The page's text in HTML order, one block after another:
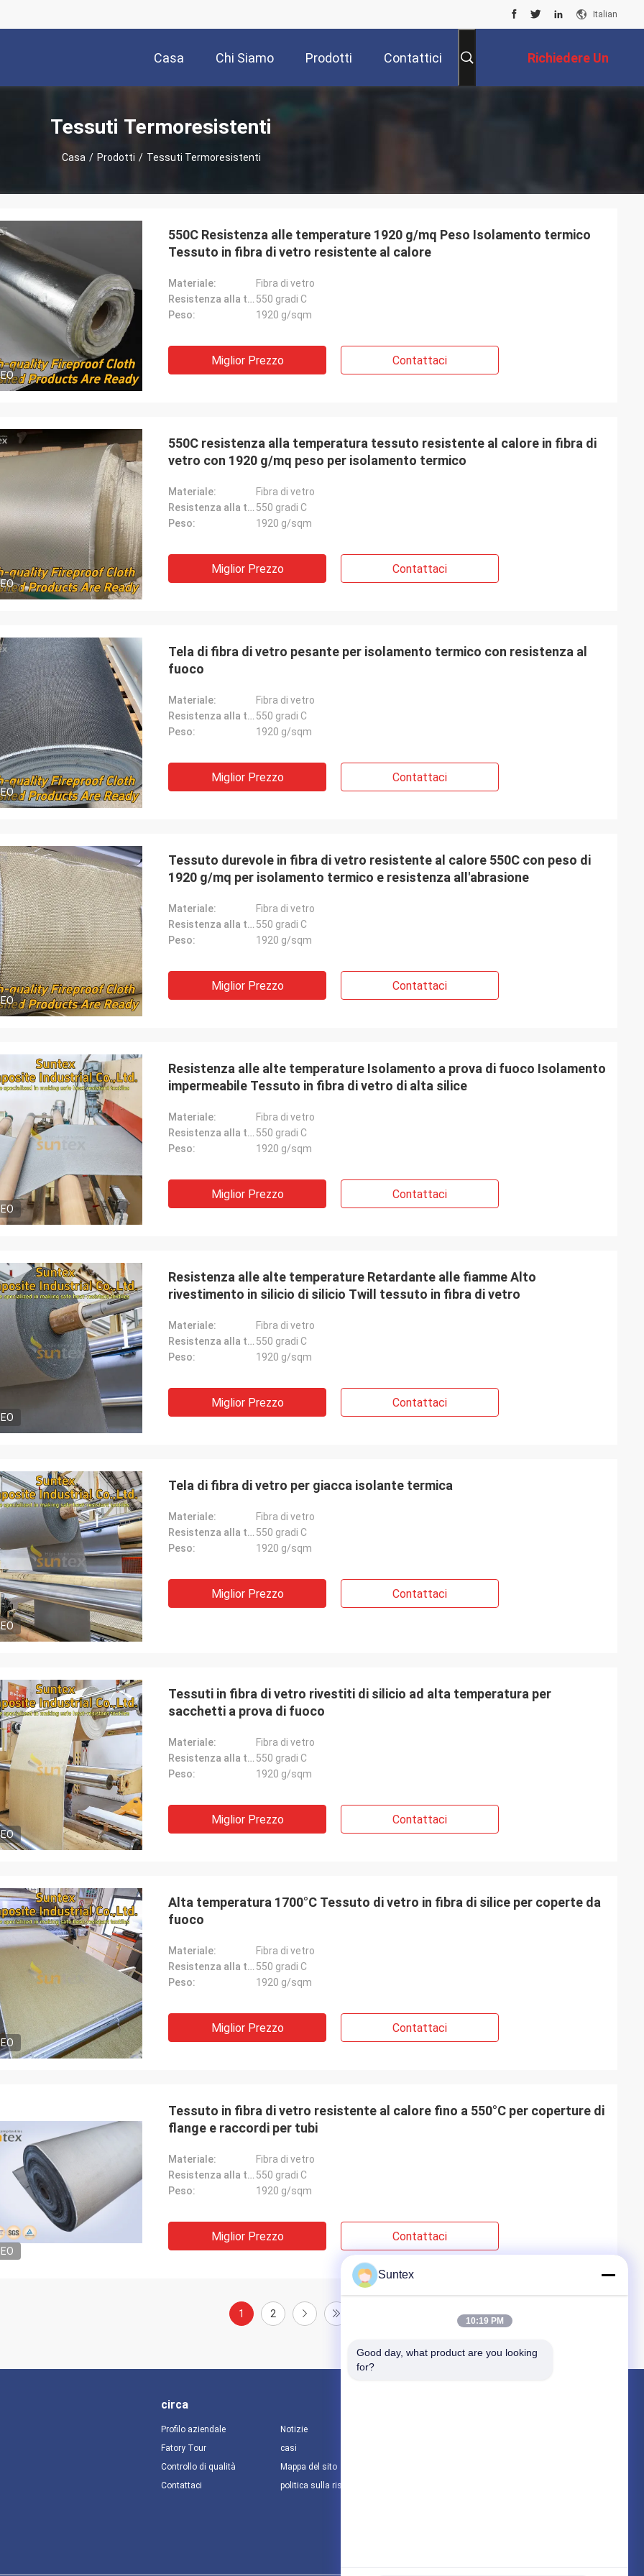
Italian
Casa Chi Siamo Prodotti Contattici Richiedere Un
Preventivo
Tessuti Termoresistenti
Casa / Prodotti / Tessuti Termoresistenti
oltre 10
Jacky Huang
Sono un partner della fiducia vero.
professionali in tessuti ad alta
temperatura, sempre contribuiscono per i
progetti differenti.
550C Resistenza alle temperature 1920 g/mq Peso Isolamento termico
Tessuto in fibra di vetro resistente al calore
Materiale:
Fibra di vetro
Resistenza alla temperatura: 550 gradi C
Peso:
1920 g/sqm
Miglior Prezzo Contattaci
550C resistenza alla temperatura tessuto resistente al calore in fibra di
vetro con 1920 g/mq peso per isolamento termico
Materiale:
Fibra di vetro
Resistenza alla temperatura: 550 gradi C
Peso:
1920 g/sqm
Miglior Prezzo Contattaci
Tela di fibra di vetro pesante per isolamento termico con resistenza al
fuoco
Materiale:
Fibra di vetro
Resistenza alla temperatura: 550 gradi C
Peso:
1920 g/sqm
Miglior Prezzo Contattaci
Tessuto durevole in fibra di vetro resistente al calore 550C con peso di
1920 g/mq per isolamento termico e resistenza all'abrasione
Materiale:
Fibra di vetro
Resistenza alla temperatura: 550 gradi C
Peso:
1920 g/sqm
Miglior Prezzo Contattaci
Resistenza alle alte temperature Isolamento a prova di fuoco Isolamento
impermeabile Tessuto in fibra di vetro di alta silice
Materiale:
Fibra di vetro
Resistenza alla temperatura: 550 gradi C
Peso:
1920 g/sqm
Miglior Prezzo Contattaci
Resistenza alle alte temperature Retardante alle fiamme Alto
rivestimento in silicio di silicio Twill tessuto in fibra di vetro
Materiale:
Fibra di vetro
Resistenza alla temperatura: 550 gradi C
Peso:
1920 g/sqm
Miglior Prezzo Contattaci
Tela di fibra di vetro per giacca isolante termica
Materiale:
Fibra di vetro
Resistenza alla temperatura: 550 gradi C
Peso:
1920 g/sqm
Miglior Prezzo Contattaci
Tessuti in fibra di vetro rivestiti di silicio ad alta temperatura per
sacchetti a prova di fuoco
Materiale:
Fibra di vetro
Resistenza alla temperatura: 550 gradi C
Peso:
1920 g/sqm
Miglior Prezzo Contattaci
Alta temperatura 1700°C Tessuto di vetro in fibra di silice per coperte da
fuoco
Materiale:
Fibra di vetro
Resistenza alla temperatura: 550 gradi C
Peso:
1920 g/sqm
Miglior Prezzo Contattaci
Tessuto in fibra di vetro resistente al calore fino a 550°C per coperture di
flange e raccordi per tubi
Materiale:
Fibra di vetro
Resistenza alla temperatura: 550 gradi C
Peso:
1920 g/sqm
Miglior Prezzo Contattaci
1 2
circa
Profilo aziendale
Fatory Tour
Controllo di qualità
Contattaci
Notizie
casi
Mappa del sito
politica sulla riservatezza
Suntex
10:19 PM
Good day, what product are you looking
for?